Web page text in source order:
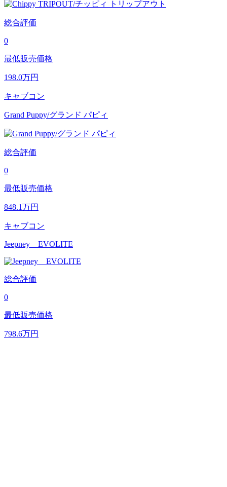
総合評価
0
最低販売価格
198.0万円
キャブコン
Grand Puppy/グランド パピィ
総合評価
0
最低販売価格
848.1万円
キャブコン
Jeepney EVOLITE
総合評価
0
最低販売価格
798.6万円